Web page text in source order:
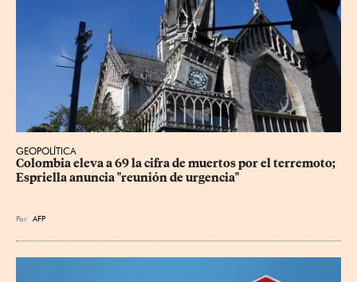
GEOPOLÍTICA
Colombia eleva a 69 la cifra de muertos por el terremoto;
Espriella anuncia "reunión de urgencia"
Por AFP